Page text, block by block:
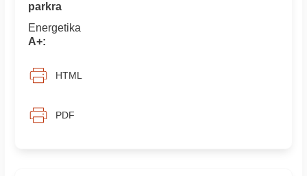
parkra
Energetika
A+:
HTML
PDF